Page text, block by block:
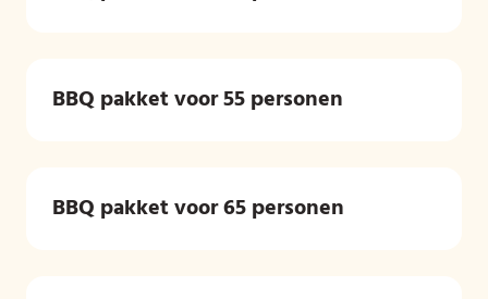
BBQ pakket voor 55 personen
BBQ pakket voor 65 personen